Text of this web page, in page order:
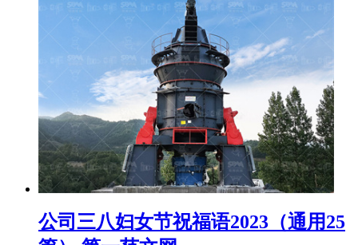
公司三八妇女节祝福语2023（通用25